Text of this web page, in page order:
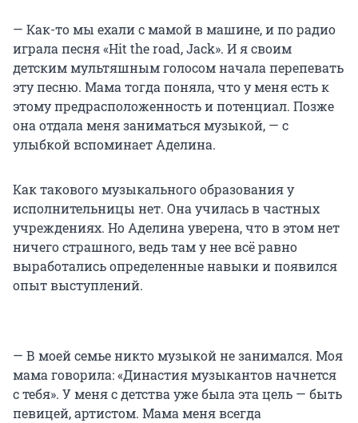
— Как-то мы ехали с мамой в машине, и по радио
играла песня «Hit the road, Jack». И я своим
детским мультяшным голосом начала перепевать
эту песню. Мама тогда поняла, что у меня есть к
этому предрасположенность и потенциал. Позже
она отдала меня заниматься музыкой, — с
улыбкой вспоминает Аделина.
Как такового музыкального образования у
исполнительницы нет. Она училась в частных
учреждениях. Но Аделина уверена, что в этом нет
ничего страшного, ведь там у нее всё равно
выработались определенные навыки и появился
опыт выступлений.
— В моей семье никто музыкой не занимался. Моя
мама говорила: «Династия музыкантов начнется
с тебя». У меня с детства уже была эта цель — быть
певицей, артистом. Мама меня всегда